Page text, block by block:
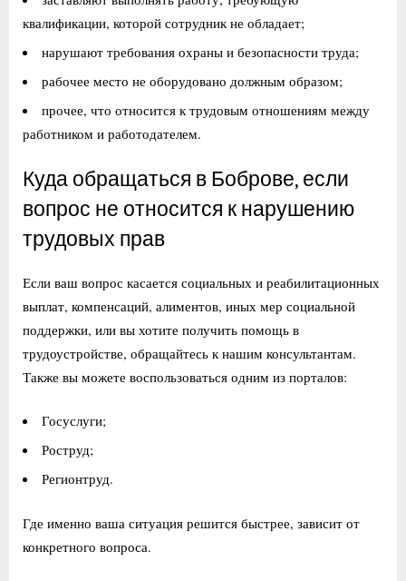
квалификации, которой сотрудник не обладает;
нарушают требования охраны и безопасности труда;
рабочее место не оборудовано должным образом;
прочее, что относится к трудовым отношениям между
работником и работодателем.
Куда обращаться в Боброве, если
вопрос не относится к нарушению
трудовых прав
Если ваш вопрос касается социальных и реабилитационных
выплат, компенсаций, алиментов, иных мер социальной
поддержки, или вы хотите получить помощь в
трудоустройстве, обращайтесь к нашим консультантам.
Также вы можете воспользоваться одним из порталов:
Госуслуги;
Роструд;
Регионтруд.
Где именно ваша ситуация решится быстрее, зависит от
конкретного вопроса.